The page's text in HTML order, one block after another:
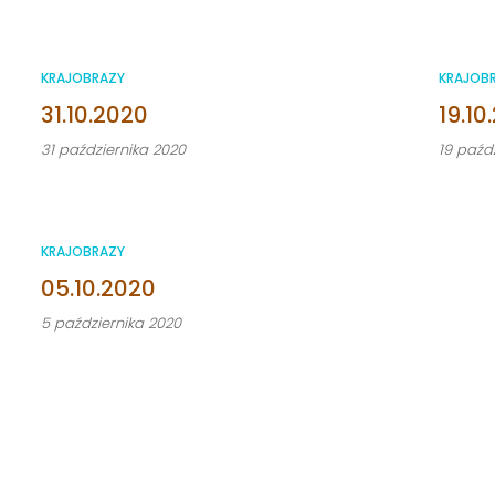
KRAJOBRAZY
31.10.2020
31 października 2020 19
KRAJOBRAZY
05.10.2020
5 października 2020